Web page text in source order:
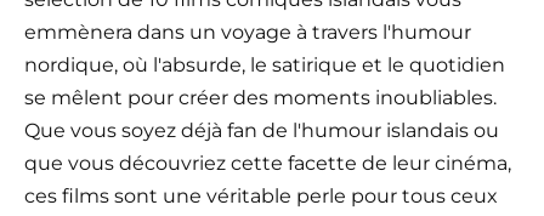
emmènera dans un voyage à travers l'humour
nordique, où l'absurde, le satirique et le quotidien
se mêlent pour créer des moments inoubliables.
Que vous soyez déjà fan de l'humour islandais ou
que vous découvriez cette facette de leur cinéma,
ces films sont une véritable perle pour tous ceux